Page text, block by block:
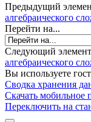
Предыдущий
алгебраического
Перейти на...
Следующий элемент
алгебраического
Вы используете
Сводка хранения
Скачать мобильное
Переключить на